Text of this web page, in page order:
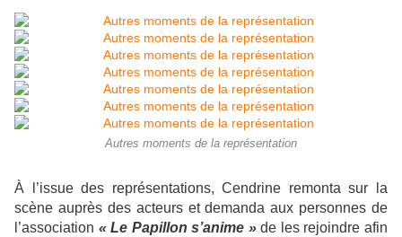
Autres moments de la représentation
À l’issue des représentations, Cendrine remonta sur la
scène auprès des acteurs et demanda aux personnes de
l’association « Le Papillon s’anime »de les rejoindre afin